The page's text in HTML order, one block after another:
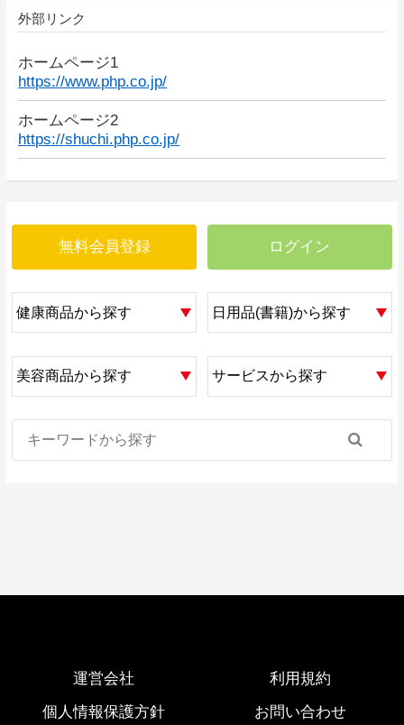
外部リンク
ホームページ1
https://www.php.co.jp/
ホームページ2
https://shuchi.php.co.jp/
無料会員登録 ログイン
運営会社
利用規約
個人情報保護方針
お問い合わせ